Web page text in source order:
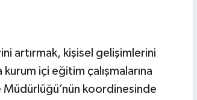
artırmak, kişisel gelişimlerini
içi eğitim çalışmalarına
koordinesinde